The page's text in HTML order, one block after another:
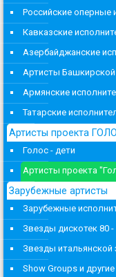
Российские оперные
Кавказские
Азербайджанские
Артисты
Армянские
Татарские
Артисты проекта
Голос - дети
Артисты проекта
Зарубежные артисты
Зарубежные
Звезды дискотек 80 -
Звезды итальянской
Show Groups и